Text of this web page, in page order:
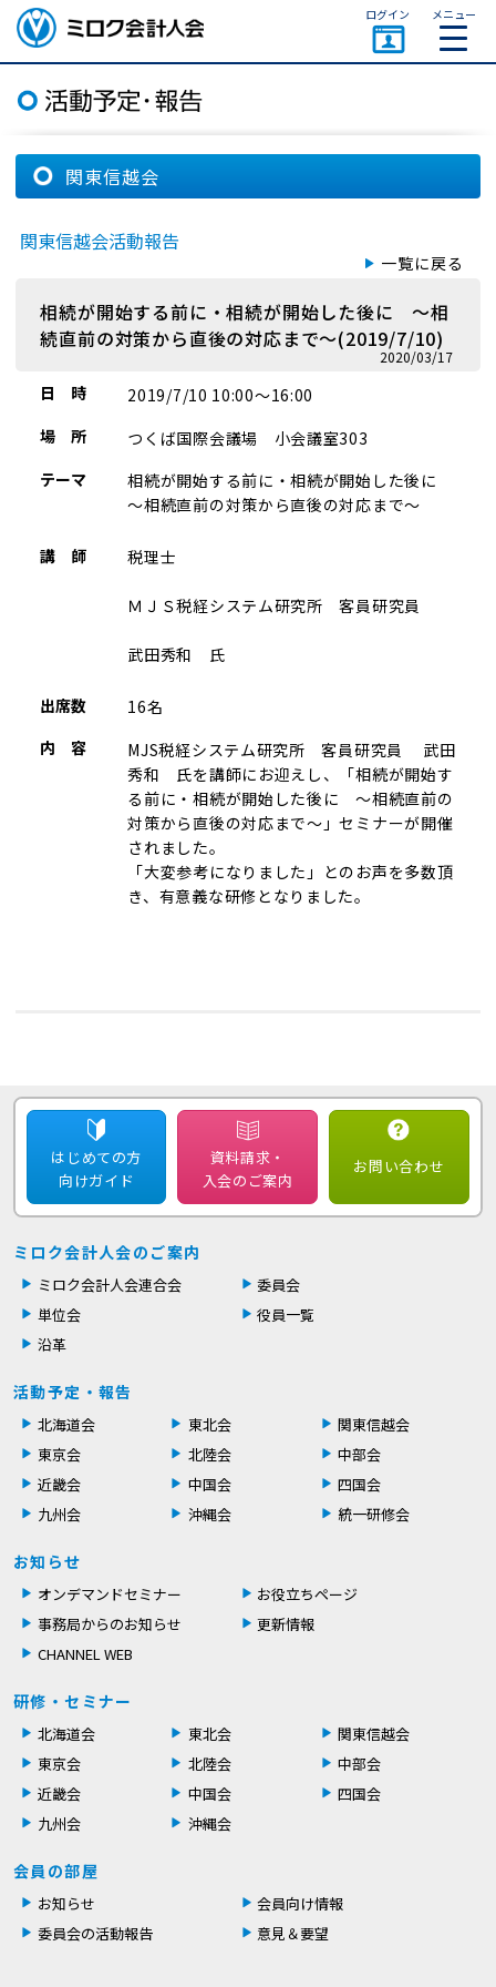
ミロク会計人会 MIROKU
ACCOUNTING PERSON
ASSOCIATION
ログイン メニュー
関東信越会
関東信越会活動報告
一覧に戻る
相続が開始する前に・相続が開始した後に ～相
続直前の対策から直後の対応まで～(2019/7/10)
2020/03/17
日 時
2019/7/10 10:00～16:00
場 所
つくば国際会議場 小会議室303
テーマ
相続が開始する前に・相続が開始した後に
～相続直前の対策から直後の対応まで～
講 師 税理士
ＭＪＳ税経システム研究所 客員研究員
武田秀和 氏
出席数
16名
内 容
MJS税経システム研究所 客員研究員 武田
秀和 氏を講師にお迎えし、「相続が開始す
る前に・相続が開始した後に ～相続直前の
対策から直後の対応まで～」セミナーが開催
されました。
「大変参考になりました」とのお声を多数頂
き、有意義な研修となりました。
はじめての方
向けガイド
資料請求・
入会のご案内
お問い合わせ
ミロク会計人会のご案内
ミロク会計人会連合会
委員会
単位会
役員一覧
沿革
活動予定・報告
北海道会 東北会
関東信越会
東京会
北陸会
中部会
近畿会
中国会
四国会
九州会
沖縄会 統一研修会
お知らせ
オンデマンドセミナー
お役立ちページ
事務局からのお知らせ
更新情報
CHANNEL WEB
研修・セミナー
北海道会 東北会
関東信越会
東京会
北陸会
中部会
近畿会
中国会
四国会
九州会
沖縄会
会員の部屋
お知らせ
会員向け情報
委員会の活動報告
意見＆要望